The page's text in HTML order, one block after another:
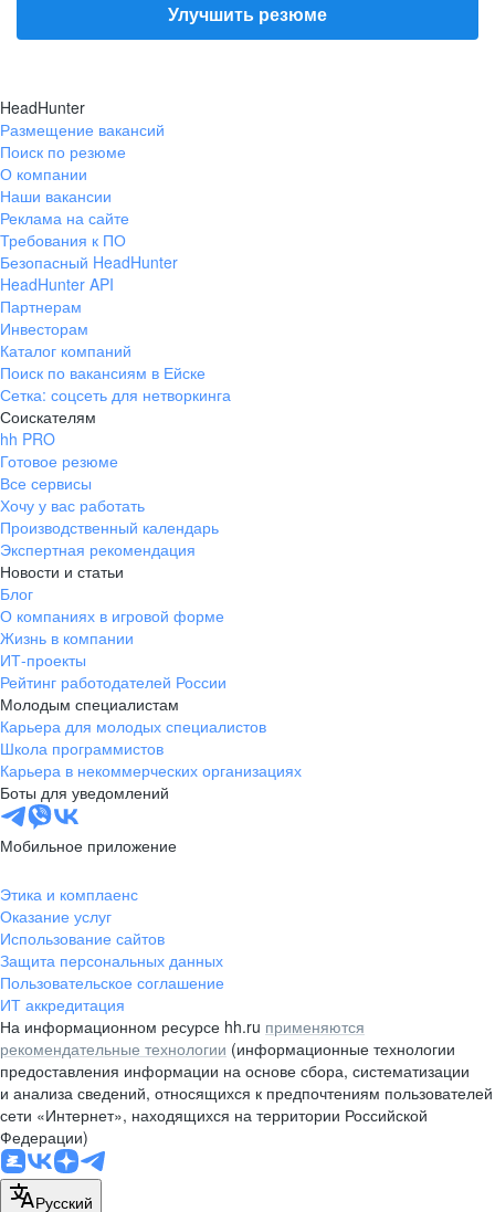
Улучшить резюме
HeadHunter
Размещение вакансий
Поиск по резюме
О компании
Наши вакансии
Реклама на сайте
Требования к ПО
Безопасный HeadHunter
HeadHunter API
Партнерам
Инвесторам
Каталог компаний
Поиск по вакансиям в Ейске
Сетка: соцсеть для нетворкинга
Соискателям
hh PRO
Готовое резюме
Все сервисы
Хочу у вас работать
Производственный календарь
Экспертная рекомендация
Новости и статьи
Блог
О компаниях в игровой форме
Жизнь в компании
ИТ-проекты
Рейтинг работодателей России
Молодым специалистам
Карьера для молодых специалистов
Школа программистов
Карьера в некоммерческих организациях
Боты для уведомлений
Мобильное приложение
Этика и комплаенс
Оказание услуг
Использование сайтов
Защита персональных данных
Пользовательское соглашение
ИТ аккредитация
На информационном ресурсе hh.ru применяются
рекомендательные технологии (информационные технологии
предоставления информации на основе сбора, систематизации
и анализа сведений, относящихся к предпочтениям пользователей
сети «Интернет», находящихся на территории Российской
Федерации)
Русский